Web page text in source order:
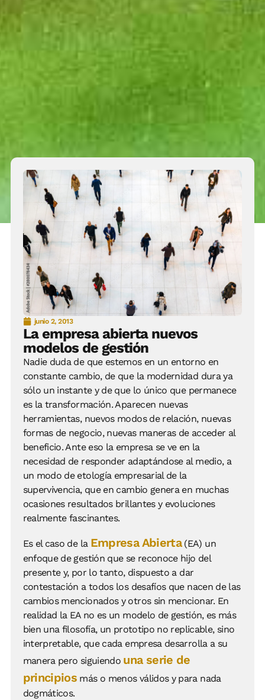
junio 2, 2013
La empresa abierta nuevos
modelos de gestión
Nadie duda de que estemos en un entorno en
constante cambio, de que la modernidad dura ya
sólo un instante y de que lo único que permanece
es la transformación. Aparecen nuevas
herramientas, nuevos modos de relación, nuevas
formas de negocio, nuevas maneras de acceder al
beneficio. Ante eso la empresa se ve en la
necesidad de responder adaptándose al medio, a
un modo de etología empresarial de la
supervivencia, que en cambio genera en muchas
ocasiones resultados brillantes y evoluciones
realmente fascinantes.
Es el caso de la Empresa Abierta(EA) un
enfoque de gestión que se reconoce hijo del
presente y, por lo tanto, dispuesto a dar
contestación a todos los desafíos que nacen de las
cambios mencionados y otros sin mencionar. En
realidad la EA no es un modelo de gestión, es más
bien una filosofía, un prototipo no replicable, sino
interpretable, que cada empresa desarrolla a su
manera pero siguiendo una serie de
principios más o menos válidos y para nada
dogmáticos.